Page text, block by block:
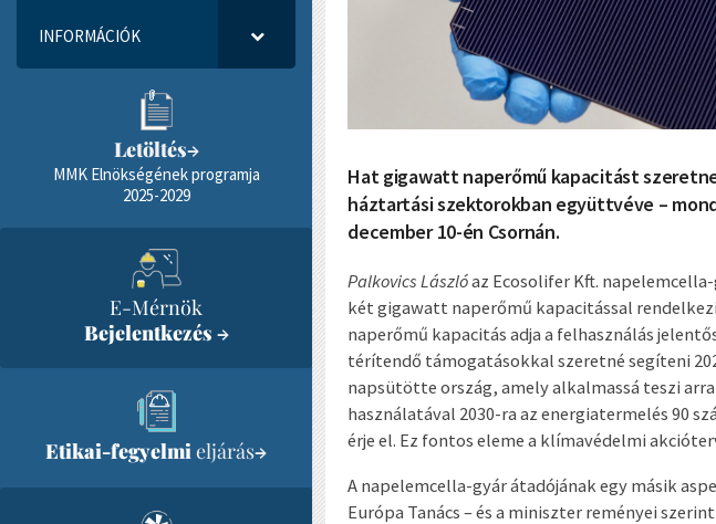
INFORMÁCIÓK
Letöltés→
MMK Elnökségének programja
2025-2029
E-Mérnök
Bejelentkezés →
Etikai-fegyelmieljárás→
Hat gigawatt naperőmű kapacitást
háztartási szektorokban együttvéve –
december 10-én Csornán.
Palkovics Lászlóaz Ecosolifer Kft.
két gigawatt naperőmű kapacitással
naperőmű kapacitás adja a felhasználás
térítendő támogatásokkal szeretné segíteni
napsütötte ország, amely alkalmassá teszi
használatával 2030-ra az energiatermelés 90
érje el. Ez fontos eleme a klímavédelmi
A napelemcella-gyár átadójának egy másik
Európa Tanács – és a miniszter reményei